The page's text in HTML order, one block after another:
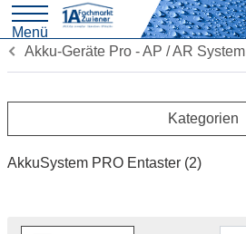
Menü
Akku-Geräte Pro - AP / AR System
Kategorien
AkkuSystem PRO Entaster (2)